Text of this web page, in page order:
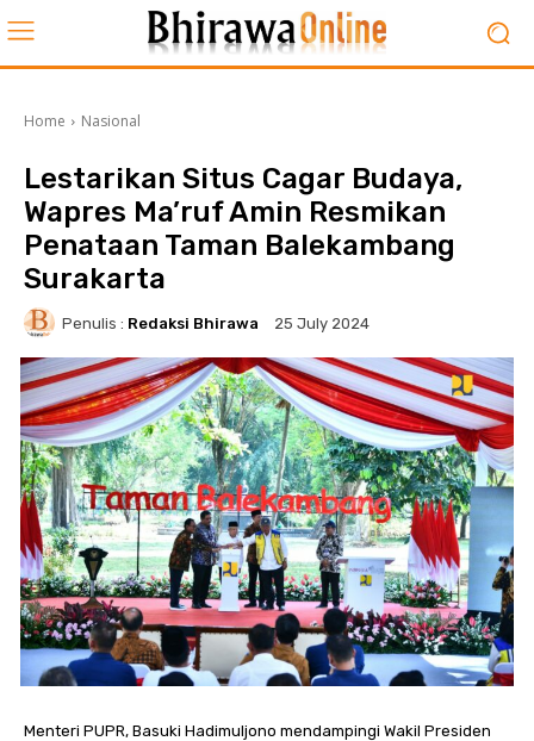
Home Nasional
Lestarikan Situs Cagar Budaya,
Wapres Ma’ruf Amin Resmikan
Penataan Taman Balekambang
Surakarta
Penulis : Redaksi Bhirawa 25 July 2024
Menteri PUPR, Basuki Hadimuljono mendampingi Wakil Presiden